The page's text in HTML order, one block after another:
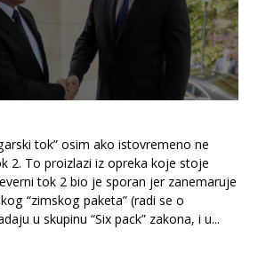
tok” osim ako istovremeno ne
2. To proizlazi iz opreka koje stoje
tok 2 bio je sporan jer zanemaruje
“zimskog paketa” (radi se o
u skupinu “Six pack” zakona, i u...